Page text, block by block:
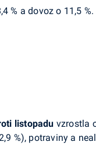
% a dovoz o 11,5
listopadu vzrostla
%), potraviny a